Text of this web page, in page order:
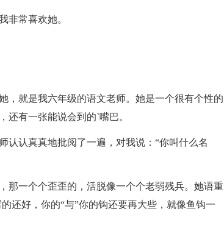
非常喜欢她。
，就是我六年级的语文老师。她是一个很有个性的
还有一张能说会到的`嘴巴。
认认真真地批阅了一遍，对我说：“你叫什么名
那一个个歪歪的，活脱像一个个老弱残兵。她语重
还好，你的“与”你的钩还要再大些，就像鱼钩一